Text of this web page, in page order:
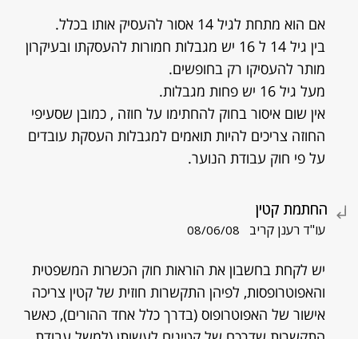
אם הוא מתחת לגיל 14 אסור להעסיק אותו בכלל.
בין גיל 14 ל 16 יש מגבלות חמורות להעסקתו ובעיקרון
מותר להעסיקו רק בחופשים.
מעל גיל 16 יש פחות מגבלות.
אין שום איסור בחוק להחתימו על חוזה , כמובן שסעיפי
החוזה צריכים להיות תואמים למגבלות העסקת עובדים
על פי חוק עבודת הנוער.
החתמת קטין
עו"ד רענן קריב 08/06/08
יש לקחת בחשבון את הוראות חוק הכשרות המשפטית
והאפוטרופסות, לפיהן התקשרות חוזית של קטין צריכה
אישור של האפוטרופוס (בדרך כלל אחד ההורים), כאשר